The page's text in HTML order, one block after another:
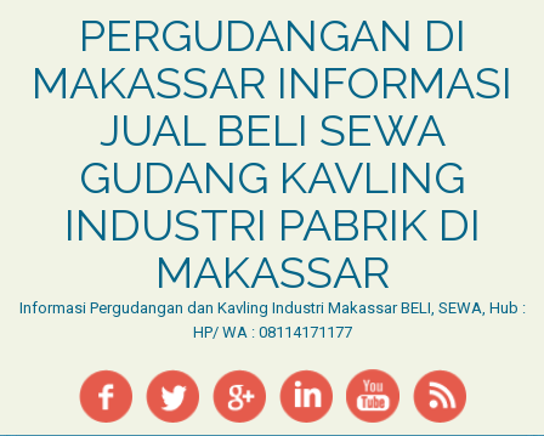
PERGUDANGAN DI
MAKASSAR INFORMASI
JUAL BELI SEWA
GUDANG KAVLING
INDUSTRI PABRIK DI
MAKASSAR
Informasi Pergudangan dan Kavling Industri Makassar BELI, SEWA, Hub :
HP/ WA : 08114171177